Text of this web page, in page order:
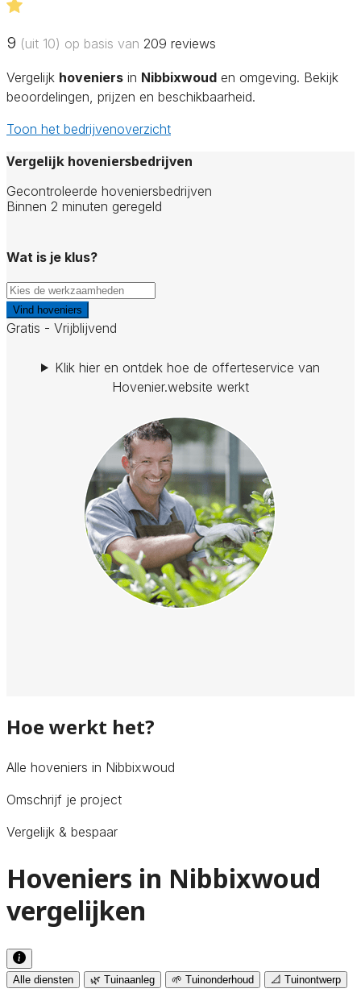
9 (uit 10) op basis van 209 reviews
Vergelijk hoveniers in Nibbixwoud en omgeving. Bekijk
beoordelingen, prijzen en beschikbaarheid.
Toon het bedrijvenoverzicht
Vergelijk hoveniersbedrijven
Gecontroleerde hoveniersbedrijven
Binnen 2 minuten geregeld
Wat is je klus?
Vind hoveniers
Gratis - Vrijblijvend
Klik hier en ontdek hoe de offerteservice van
Hovenier.website werkt
Hoe werkt het?
Alle hoveniers in Nibbixwoud
Omschrijf je project
Vergelijk & bespaar
Hoveniers in Nibbixwoud
vergelijken
Alle diensten 🌿 Tuinaanleg 🌱 Tuinonderhoud 📐 Tuinontwerp